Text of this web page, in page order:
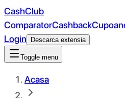
CashClub
ComparatorCashback
Login
Descarca extensia
Toggle menu
Acasa